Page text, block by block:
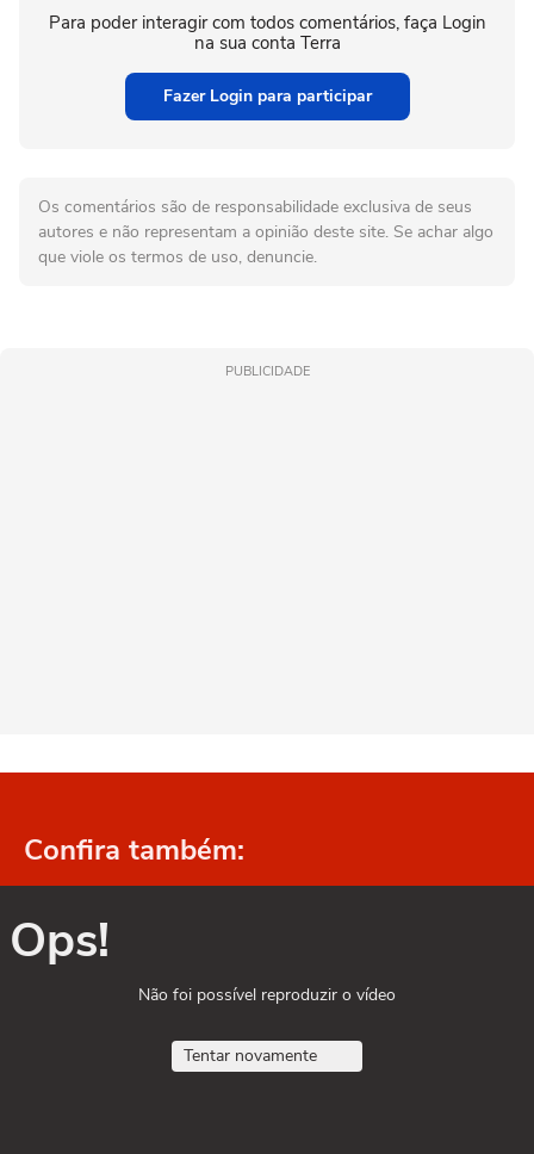
Para poder interagir com todos comentários, faça Login
na sua conta Terra
Fazer Login para participar
Os comentários são de responsabilidade exclusiva de seus
autores e não representam a opinião deste site. Se achar algo
que viole os termos de uso, denuncie.
PUBLICIDADE
Confira também:
Ops!
Não foi possível reproduzir o vídeo
Tentar novamente